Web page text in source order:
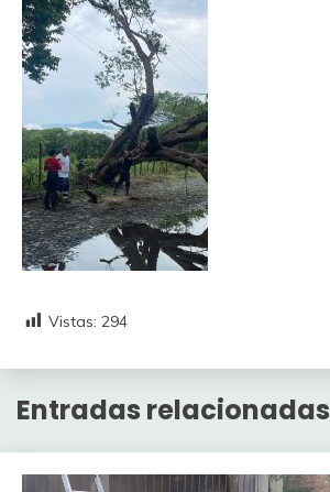
Vistas: 294
Entradas relacionadas